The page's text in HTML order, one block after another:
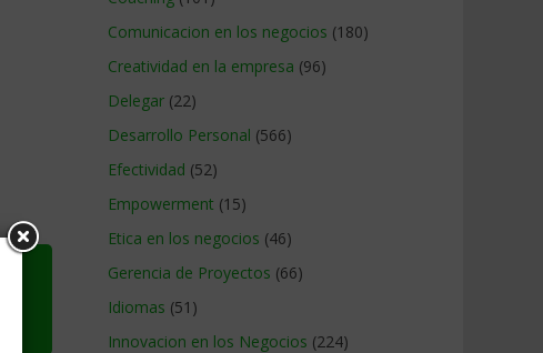
Comunicacion en los negocios (180)
Creatividad en la empresa (96)
Delegar (22)
Desarrollo Personal (566)
Efectividad (52)
Empowerment (15)
Etica en los negocios (46)
Gerencia de Proyectos (66)
Idiomas (51)
Innovacion en los Negocios (224)